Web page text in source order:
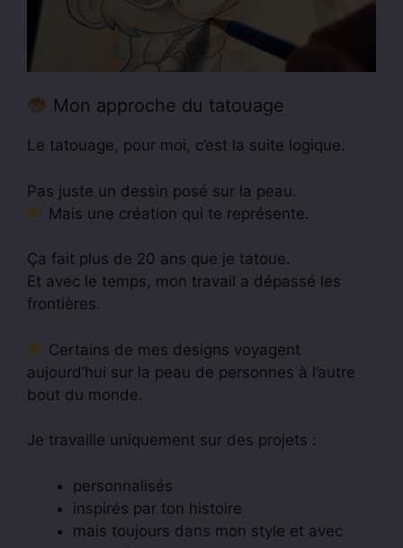
Mon approche du tatouage
Le tatouage, pour moi, c’est la suite logique.
Pas juste un dessin posé sur la peau.
Mais une création qui te représente.
Ça fait plus de 20 ans que je tatoue.
Et avec le temps, mon travail a dépassé les
frontières.
Certains de mes designs voyagent
aujourd’hui sur la peau de personnes à l’autre
bout du monde.
Je travaille uniquement sur des projets :
personnalisés
inspirés par ton histoire
mais toujours dans mon style et avec